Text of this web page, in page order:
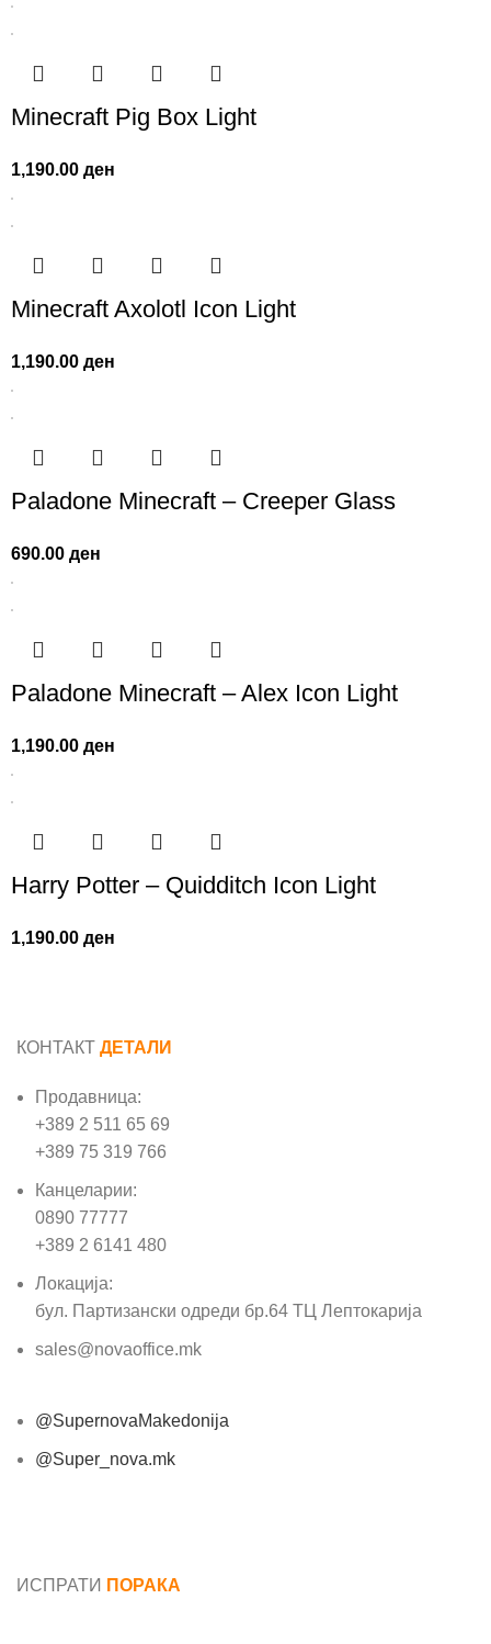
Minecraft Pig Box Light
1,190.00ден
Minecraft Axolotl Icon Light
1,190.00ден
Paladone Minecraft – Creeper Glass
690.00ден
Paladone Minecraft – Alex Icon Light
1,190.00ден
Harry Potter – Quidditch Icon Light
1,190.00ден
КОНТАКТ ДЕТАЛИ
Продавница:
+389 2 511 65 69
+389 75 319 766
Канцеларии:
0890 77777
+389 2 6141 480
Локација:
бул. Партизански одреди бр.64 ТЦ Лептокарија
sales@novaoffice.mk
@SupernovaMakedonija
@Super_nova.mk
ИСПРАТИ ПОРАКА